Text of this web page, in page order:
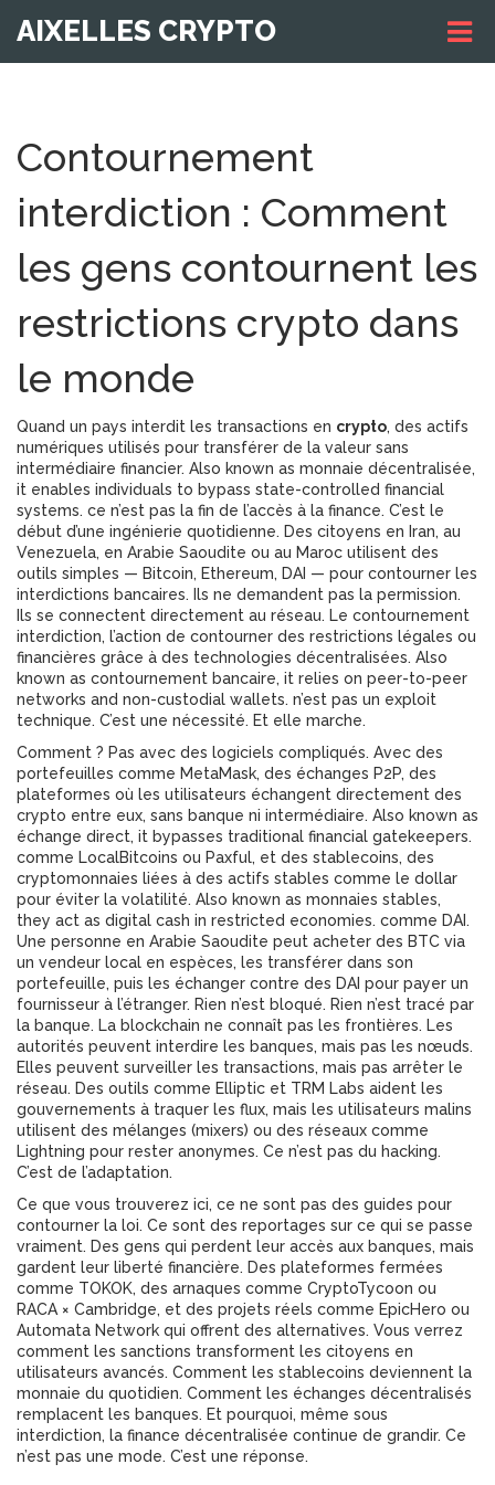
AIXELLES CRYPTO
Contournement
interdiction : Comment
les gens contournent les
restrictions crypto dans
le monde
Quand un pays interdit les transactions en crypto, des actifs
numériques utilisés pour transférer de la valeur sans
intermédiaire financier. Also known as monnaie décentralisée,
it enables individuals to bypass state-controlled financial
systems. ce n’est pas la fin de l’accès à la finance. C’est le
début d’une ingénierie quotidienne. Des citoyens en Iran, au
Venezuela, en Arabie Saoudite ou au Maroc utilisent des
outils simples — Bitcoin, Ethereum, DAI — pour contourner les
interdictions bancaires. Ils ne demandent pas la permission.
Ils se connectent directement au réseau. Le contournement
interdiction, l’action de contourner des restrictions légales ou
financières grâce à des technologies décentralisées. Also
known as contournement bancaire, it relies on peer-to-peer
networks and non-custodial wallets. n’est pas un exploit
technique. C’est une nécessité. Et elle marche.
Comment ? Pas avec des logiciels compliqués. Avec des
portefeuilles comme MetaMask, des échanges P2P, des
plateformes où les utilisateurs échangent directement des
crypto entre eux, sans banque ni intermédiaire. Also known as
échange direct, it bypasses traditional financial gatekeepers.
comme LocalBitcoins ou Paxful, et des stablecoins, des
cryptomonnaies liées à des actifs stables comme le dollar
pour éviter la volatilité. Also known as monnaies stables,
they act as digital cash in restricted economies. comme DAI.
Une personne en Arabie Saoudite peut acheter des BTC via
un vendeur local en espèces, les transférer dans son
portefeuille, puis les échanger contre des DAI pour payer un
fournisseur à l’étranger. Rien n’est bloqué. Rien n’est tracé par
la banque. La blockchain ne connaît pas les frontières. Les
autorités peuvent interdire les banques, mais pas les nœuds.
Elles peuvent surveiller les transactions, mais pas arrêter le
réseau. Des outils comme Elliptic et TRM Labs aident les
gouvernements à traquer les flux, mais les utilisateurs malins
utilisent des mélanges (mixers) ou des réseaux comme
Lightning pour rester anonymes. Ce n’est pas du hacking.
C’est de l’adaptation.
Ce que vous trouverez ici, ce ne sont pas des guides pour
contourner la loi. Ce sont des reportages sur ce qui se passe
vraiment. Des gens qui perdent leur accès aux banques, mais
gardent leur liberté financière. Des plateformes fermées
comme TOKOK, des arnaques comme CryptoTycoon ou
RACA × Cambridge, et des projets réels comme EpicHero ou
Automata Network qui offrent des alternatives. Vous verrez
comment les sanctions transforment les citoyens en
utilisateurs avancés. Comment les stablecoins deviennent la
monnaie du quotidien. Comment les échanges décentralisés
remplacent les banques. Et pourquoi, même sous
interdiction, la finance décentralisée continue de grandir. Ce
n’est pas une mode. C’est une réponse.